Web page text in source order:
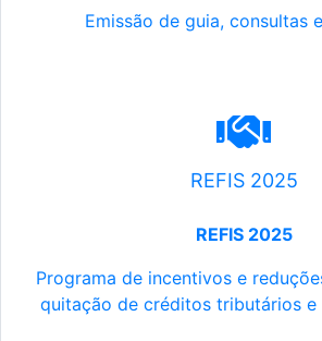
Emissão de guia, consultas
REFIS 2025
REFIS 2025
Programa de incentivos e
quitação de créditos tributários e